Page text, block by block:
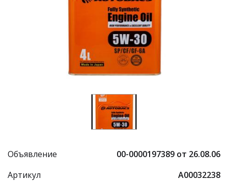
Объявление
00-0000197389 от 26.08.06
Артикул
A00032238